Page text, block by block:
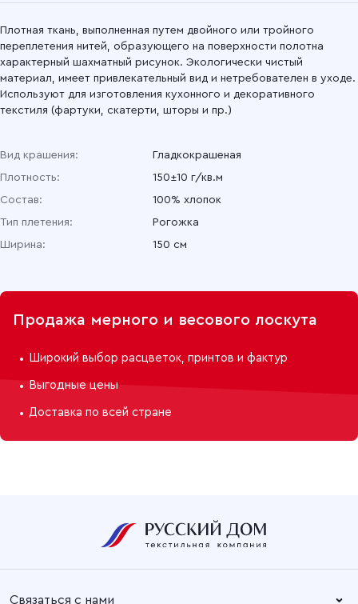
Плотная ткань, выполненная путем двойного или тройного
переплетения нитей, образующего на поверхности полотна
характерный шахматный рисунок. Экологически чистый
материал, имеет привлекательный вид и нетребователен в уходе.
Используют для изготовления кухонного и декоративного
текстиля (фартуки, скатерти, шторы и пр.)
Вид крашения:
Гладкокрашеная
Плотность:
150±10 г/кв.м
Состав:
100% хлопок
Тип плетения:
Рогожка
Ширина:
150 см
Продажа мерного и весового лоскута
Широкий выбор расцветок, принтов и фактур
Выгодные цены
Доставка по всей стране
Связаться с нами